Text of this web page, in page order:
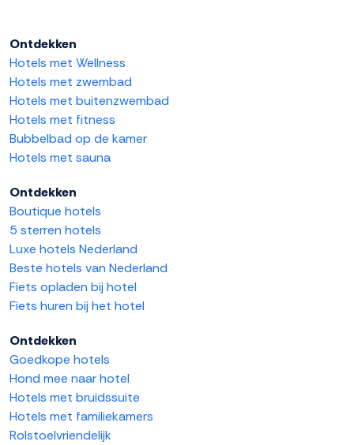
Ontdekken
Hotels met Wellness
Hotels met zwembad
Hotels met buitenzwembad
Hotels met fitness
Bubbelbad op de kamer
Hotels met sauna
Ontdekken
Boutique hotels
5 sterren hotels
Luxe hotels Nederland
Beste hotels van Nederland
Fiets opladen bij hotel
Fiets huren bij het hotel
Ontdekken
Goedkope hotels
Hond mee naar hotel
Hotels met bruidssuite
Hotels met familiekamers
Rolstoelvriendelijk